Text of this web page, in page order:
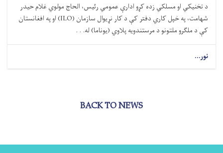
د تخنیکي او مسلکي زده کړو ادارې عمومي رئیس، الحاج مولوي غلام حیدر
شهامت، په خپل کاري دفتر کې د کار نړیوال سازمان (ILO) او په افغانستان
کې د ملګرو ملتونو د مرستندویه پلاوي (یوناما) له. . .
نور...
BACK TO NEWS